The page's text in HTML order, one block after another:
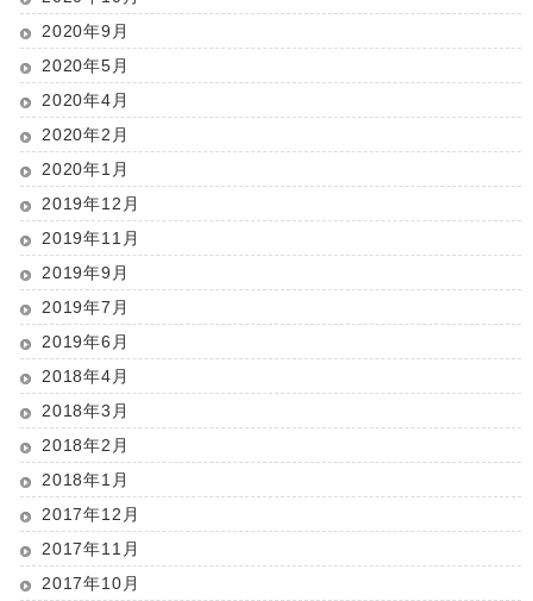
2020年9月
2020年5月
2020年4月
2020年2月
2020年1月
2019年12月
2019年11月
2019年9月
2019年7月
2019年6月
2018年4月
2018年3月
2018年2月
2018年1月
2017年12月
2017年11月
2017年10月